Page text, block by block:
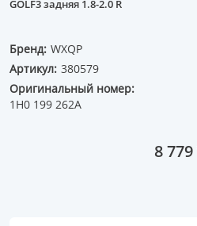
GOLF3 задняя 1.8-2.0 R
Бренд: WXQP
Артикул: 380579
Оригинальный номер:
1H0 199 262A
8 779